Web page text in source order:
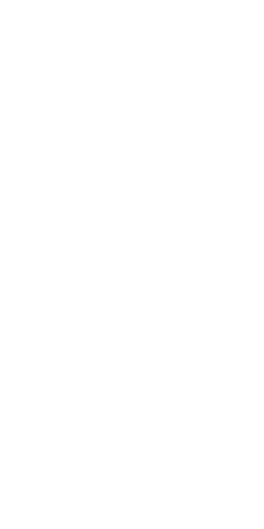
i garażem
Krowodrza, Lucjana